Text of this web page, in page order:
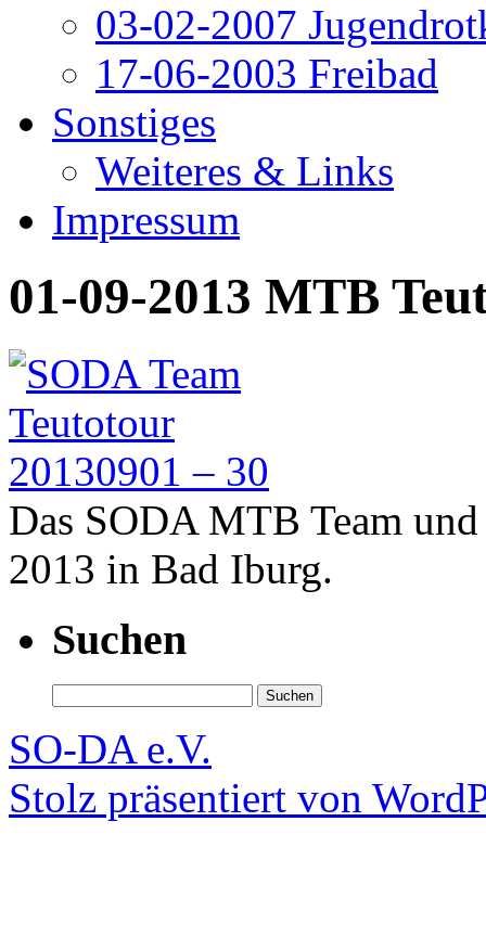
03-02-2007
17-06-2003 Freibad
Sonstiges
Weiteres & Links
Impressum
01-09-2013 MTB
Das SODA MTB Team
2013 in Bad Iburg.
Suchen
nach:
SO-DA e.V.
Stolz präsentiert von